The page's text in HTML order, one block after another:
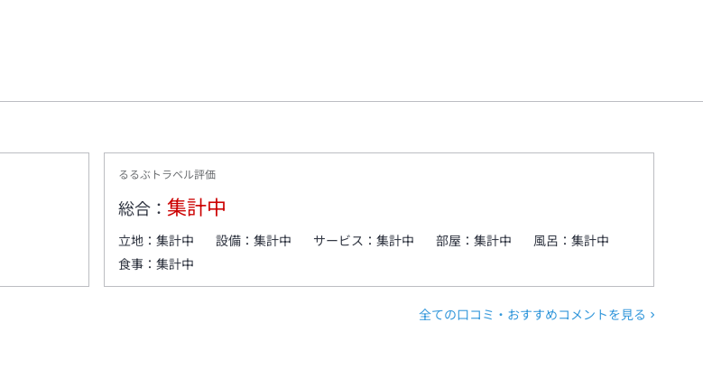
るるぶトラベル評価
総合： 集計中
立地：集計中 設備：集計中 サービス：集計中 部屋：集計中 風呂：集計中
食事：集計中
全ての口コミ・おすすめコメントを見る